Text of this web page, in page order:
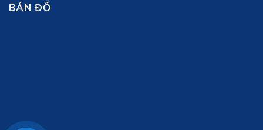
BẢN ĐỒ